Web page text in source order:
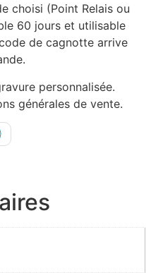
choisi (Point Relais ou
60 jours et utilisable
de cagnotte arrive
personnalisée.
générales de vente.